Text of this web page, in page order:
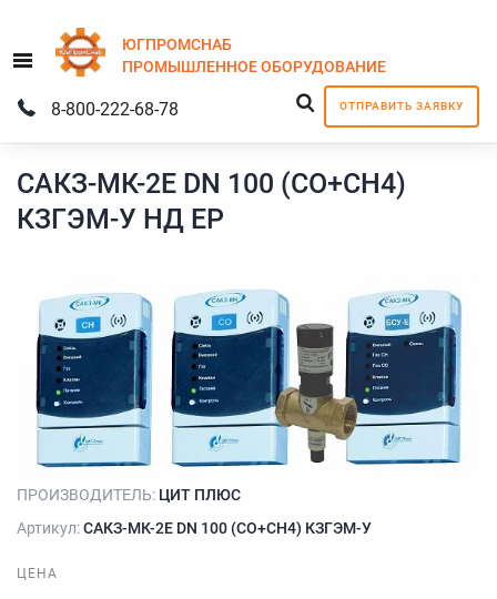
Menu
ЮГПРОМСНАБ
ПРОМЫШЛЕННОЕОБОРУДОВАНИЕ
ОТПРАВИТЬ ЗАЯВКУ
8-800-222-68-78
САКЗ-МК-2Е DN 100 (СО+СН4)
КЗГЭМ-У НД ЕР
ПРОИЗВОДИТЕЛЬ: ЦИТ ПЛЮС
Артикул:САКЗ-МК-2Е DN 100 (СО+СН4) КЗГЭМ-У
ЦЕНА